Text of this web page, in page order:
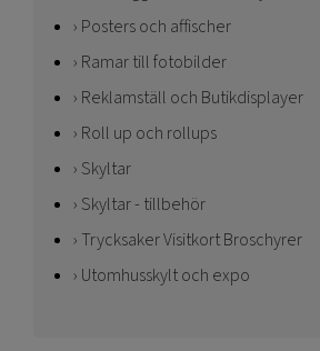
Posters och affischer
Ramar till fotobilder
Reklamställ och Butikdisplayer
Roll up och rollups
Skyltar
Skyltar - tillbehör
Trycksaker Visitkort Broschyrer
Utomhusskylt och expo